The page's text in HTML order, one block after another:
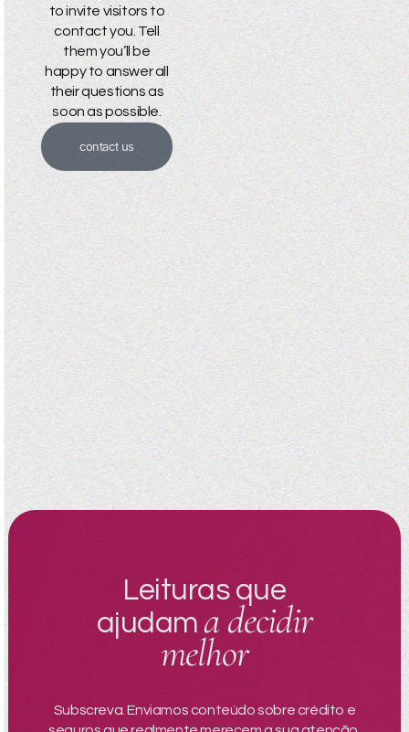
to invite visitors to
contact you. Tell
them you’ll be
happy to answer all
their questions as
soon as possible.
contact us
Leituras que
ajudama decidir
melhor
Subscreva. Enviamos conteúdo sobre crédito e